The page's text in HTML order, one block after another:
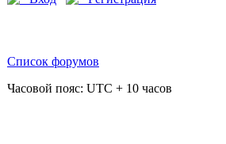
Список форумов
Часовой пояс: UTC + 10 часов